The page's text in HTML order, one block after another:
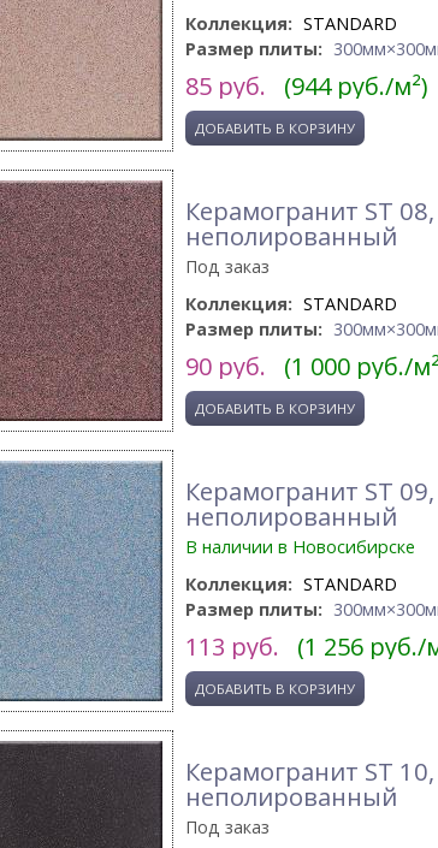
Коллекция: STANDARD
Размер плиты:
85руб. (944 руб./м²)
Керамогранит ST
неполированный
Под заказ
Коллекция: STANDARD
Размер плиты:
90руб. (1 000 руб./
Керамогранит ST
неполированный
В наличии в Новосибирске
Коллекция: STANDARD
Размер плиты:
113 руб. (1 256 руб./
Керамогранит ST
неполированный
Под заказ